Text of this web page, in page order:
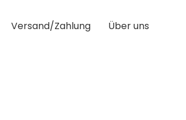
Versand/Zahlung Über uns